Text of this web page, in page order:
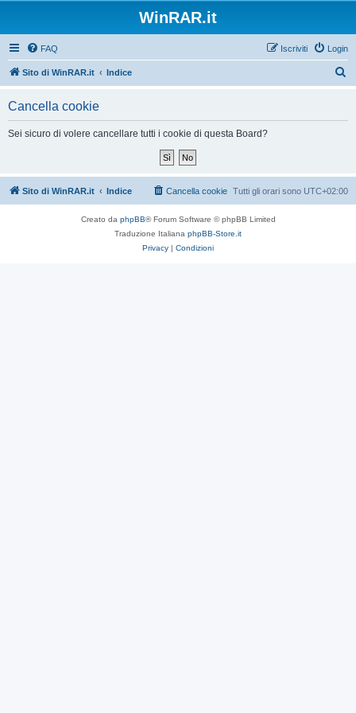
WinRAR.it
FAQ Login
Iscriviti
Sito di WinRAR.it Indice
Cancella cookie
Sei sicuro di volere cancellare tutti i cookie di questa Board?
Sito di WinRAR.it Indice Tutti gli orari sono UTC+02:00
Cancella cookie
Creato da phpBB® Forum Software © phpBB Limited
Traduzione Italiana phpBB-Store.it
Privacy | Condizioni